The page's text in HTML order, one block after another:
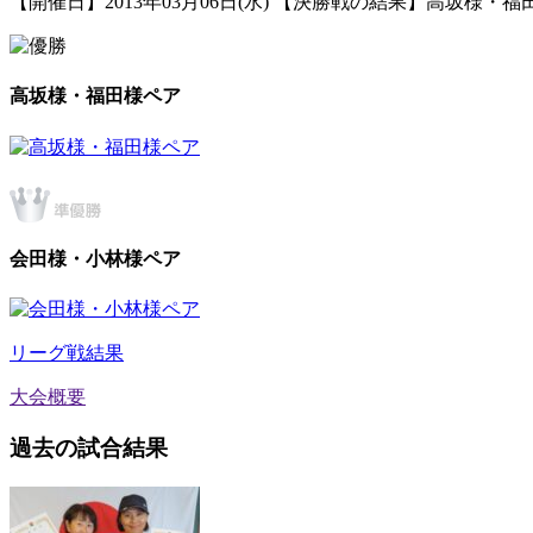
高坂様・福田様ペア
会田様・小林様ペア
リーグ戦結果
大会概要
過去の試合結果